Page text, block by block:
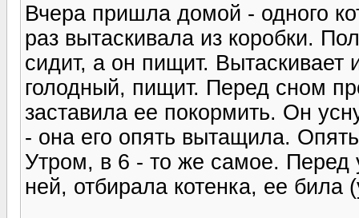
Вчера пришла домой - одного
раз вытаскивала из коробки.
сидит, а он пищит. Вытаскивает
голодный, пищит. Перед сном
заставила ее покормить. Он
- она его опять вытащила.
Утром, в 6 - то же самое. Перед
ней, отбирала котенка, ее